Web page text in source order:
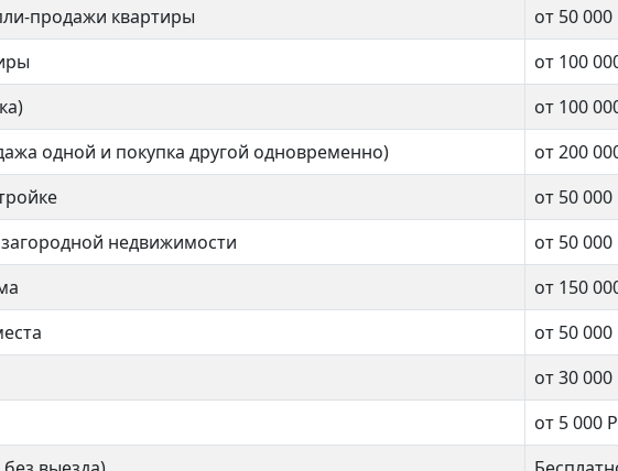
продажи квартиры
от 50 000
от 100
от 100
одной и покупка другой одновременно)
от 200
от 50 000
недвижимости
от 50 000
от 150
от 50 000
от 30 000
от 5 000 Р